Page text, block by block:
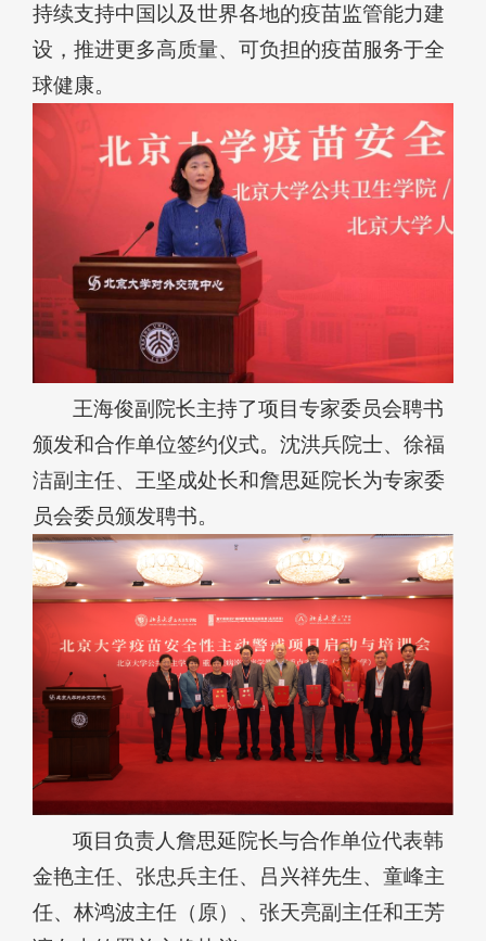
持续支持中国以及世界各地的疫苗监管能力建
设，推进更多高质量、可负担的疫苗服务于全
球健康。
王海俊副院长主持了项目专家委员会聘书
颁发和合作单位签约仪式。沈洪兵院士、徐福
洁副主任、王坚成处长和詹思延院长为专家委
员会委员颁发聘书。
项目负责人詹思延院长与合作单位代表韩
金艳主任、张忠兵主任、吕兴祥先生、童峰主
任、林鸿波主任（原）、张天亮副主任和王芳